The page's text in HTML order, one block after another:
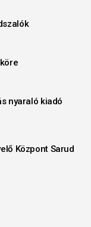
nyaraló kiadó
Központ Sarud